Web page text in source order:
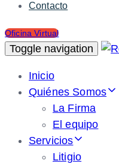
Contacto
Oficina Virtual
Toggle navigation
Inicio
Quiénes Somos
La Firma
El equipo
Servicios
Litigio